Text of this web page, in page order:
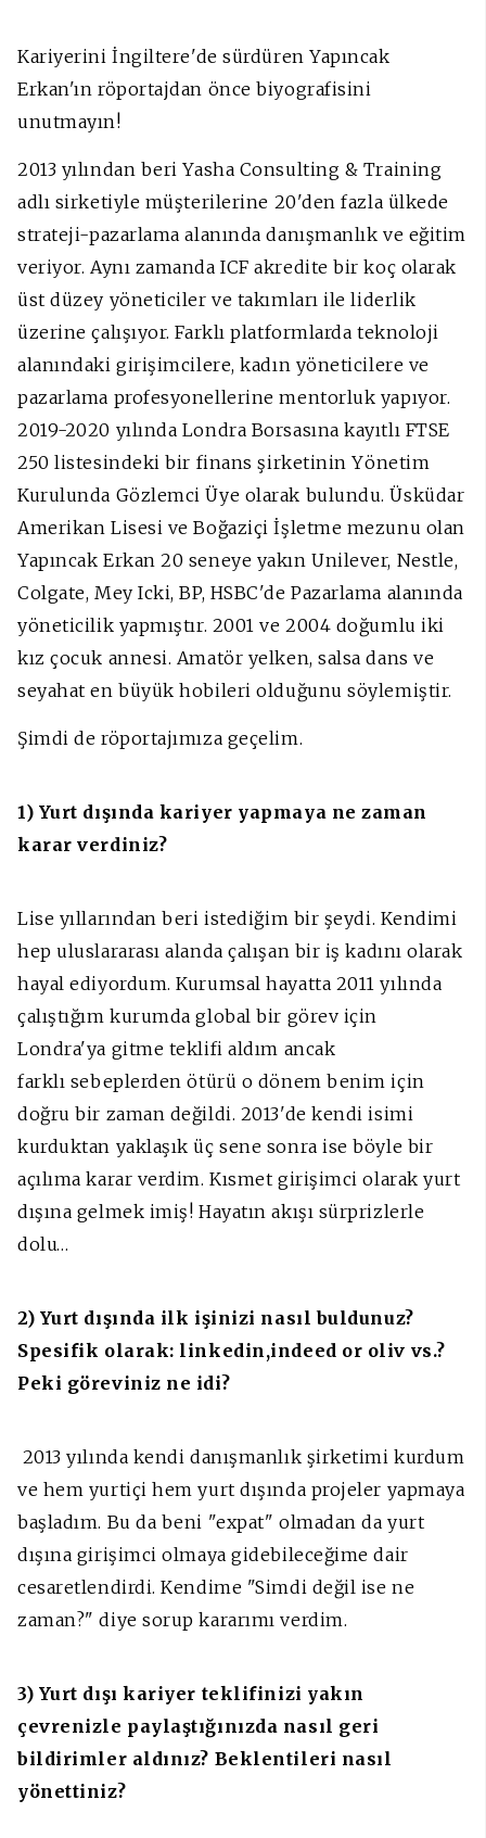
Kariyerini İngiltere'de sürdüren Yapıncak
Erkan'ın röportajdan önce biyografisini
unutmayın!
2013 yılından beri Yasha Consulting & Training
adlı sirketiyle müşterilerine 20'den fazla ülkede
strateji-pazarlama alanında danışmanlık ve eğitim
veriyor. Aynı zamanda ICF akredite bir koç olarak
üst düzey yöneticiler ve takımları ile liderlik
üzerine çalışıyor. Farklı platformlarda teknoloji
alanındaki girişimcilere, kadın yöneticilere ve
pazarlama profesyonellerine mentorluk yapıyor.
2019-2020 yılında Londra Borsasına kayıtlı FTSE
250 listesindeki bir finans şirketinin Yönetim
Kurulunda Gözlemci Üye olarak bulundu. Üsküdar
Amerikan Lisesi ve Boğaziçi İşletme mezunu olan
Yapıncak Erkan 20 seneye yakın Unilever, Nestle,
Colgate, Mey Icki, BP, HSBC'de Pazarlama alanında
yöneticilik yapmıştır. 2001 ve 2004 doğumlu iki
kız çocuk annesi. Amatör yelken, salsa dans ve
seyahat en büyük hobileri olduğunu söylemiştir.
Şimdi de röportajımıza geçelim.
1) Yurt dışında kariyer yapmaya ne zaman
karar verdiniz?
Lise yıllarından beri istediğim bir şeydi. Kendimi
hep uluslararası alanda çalışan bir iş kadını olarak
hayal ediyordum. Kurumsal hayatta 2011 yılında
çalıştığım kurumda global bir görev için
Londra'ya gitme teklifi aldım ancak
farklı sebeplerden ötürü o dönem benim için
doğru bir zaman değildi. 2013'de kendi isimi
kurduktan yaklaşık üç sene sonra ise böyle bir
açılıma karar verdim. Kısmet girişimci olarak yurt
dışına gelmek imiş! Hayatın akışı sürprizlerle
dolu…
2) Yurt dışında ilk işinizi nasıl buldunuz?
Spesifik olarak: linkedin,indeed or oliv vs.?
Peki göreviniz ne idi?
2013 yılında kendi danışmanlık şirketimi kurdum
ve hem yurtiçi hem yurt dışında projeler yapmaya
başladım. Bu da beni "expat" olmadan da yurt
dışına girişimci olmaya gidebileceğime dair
cesaretlendirdi. Kendime "Simdi değil ise ne
zaman?" diye sorup kararımı verdim.
3) Yurt dışı kariyer teklifinizi yakın
çevrenizle paylaştığınızda nasıl geri
bildirimler aldınız? Beklentileri nasıl
yönettiniz?